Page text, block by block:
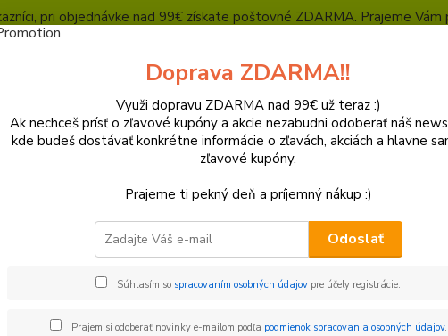
pri objednávke nad 99€ získate poštovné ZDARMA. Prajeme Vám
Ochrana súkromia
Hľadať
(Po-
Registrácia
Osobné údaje
Doprava ZDARMA!!
Využi dopravu ZDARMA nad 99€ už teraz :)
Ak nechceš prísť o zľavové kupóny a akcie nezabudni odoberať náš
kde budeš dostávať konkrétne informácie o zľavách, akciách a hlavne
zľavové kupóny.
Prajeme ti pekný deň a príjemný nákup :)
Odoslať
Súhlasím so spracovaním osobných údajov pre účely registrácie.
Prajem si odoberať novinky e-mailom podľa podmienok spracovania osobných údajov.